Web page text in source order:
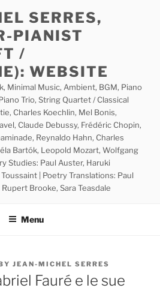
SERRES,
PIANIST
/
WEBSITE
Minimal Music, Ambient, BGM, Piano
Trio, String Quartet / Classical
Charles Koechlin, Mel Bonis,
Claude Debussy, Frédéric Chopin,
Reynaldo Hahn, Charles
Bartók, Leopold Mozart, Wolfgang
Studies: Paul Auster, Haruki
| Poetry Translations: Paul
Brooke, Sara Teasdale
Menu
JEAN-MICHEL SERRES
Fauré e le sue